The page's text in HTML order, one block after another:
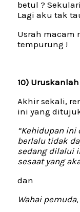
betul ?
Lagi aku tak
Usrah macam
tempurung !
10)
Akhir sekali,
ini yang
“Kehidupan ini
berlalu tidak
sedang dilalui
sesaat yang
dan
Wahai pemuda,